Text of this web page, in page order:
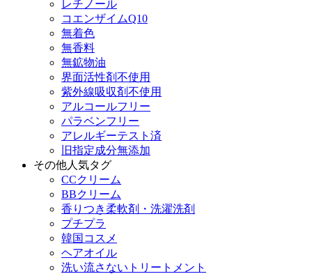
レチノール
コエンザイムQ10
無着色
無香料
無鉱物油
界面活性剤不使用
紫外線吸収剤不使用
アルコールフリー
パラベンフリー
アレルギーテスト済
旧指定成分無添加
その他人気タグ
CCクリーム
BBクリーム
香りつき柔軟剤・洗濯洗剤
プチプラ
韓国コスメ
ヘアオイル
洗い流さないトリートメント